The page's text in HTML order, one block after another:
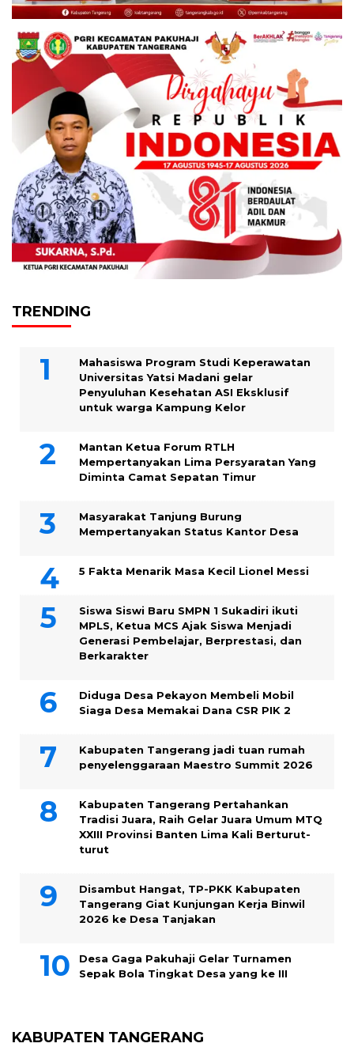
TRENDING
Mahasiswa Program Studi Keperawatan
Universitas Yatsi Madani gelar
Penyuluhan Kesehatan ASI Eksklusif
untuk warga Kampung ‎Kelor
Mantan Ketua Forum RTLH
Mempertanyakan Lima Persyaratan Yang
Diminta Camat Sepatan Timur
Masyarakat Tanjung Burung
Mempertanyakan Status Kantor Desa
5 Fakta Menarik Masa Kecil Lionel Messi
Siswa Siswi Baru SMPN 1 Sukadiri ikuti
MPLS, Ketua MCS Ajak Siswa Menjadi
Generasi Pembelajar, Berprestasi, dan
Berkarakter
Diduga Desa Pekayon Membeli Mobil
Siaga Desa Memakai Dana CSR PIK 2
Kabupaten Tangerang jadi tuan rumah
penyelenggaraan Maestro Summit 2026
Kabupaten Tangerang Pertahankan
Tradisi Juara, Raih Gelar Juara Umum MTQ
XXIII Provinsi Banten Lima Kali Berturut-
turut
Disambut Hangat, TP-PKK Kabupaten
Tangerang Giat Kunjungan Kerja Binwil
2026 ke Desa Tanjakan
Desa Gaga Pakuhaji Gelar Turnamen
Sepak Bola Tingkat Desa yang ke III
KABUPATEN TANGERANG